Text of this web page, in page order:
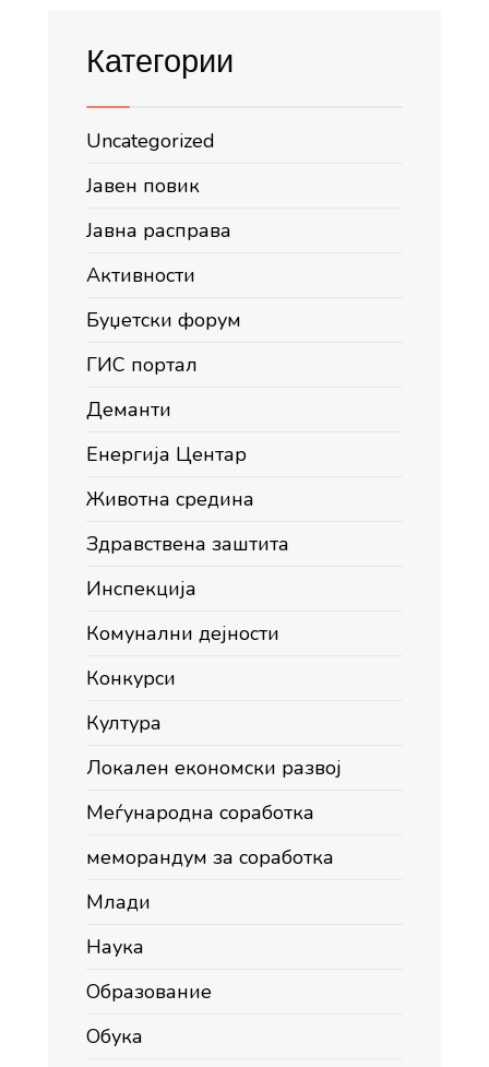
Категории
Uncategorized
Јавен повик
Јавна расправа
Активности
Буџетски форум
ГИС портал
Деманти
Енергија Центар
Животна средина
Здравствена заштита
Инспекција
Комунални дејности
Конкурси
Култура
Локален економски развој
Меѓународна соработка
меморандум за соработка
Млади
Наука
Образование
Обука